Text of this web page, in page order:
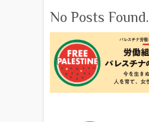
No Posts Found.